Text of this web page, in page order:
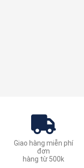
Giao hàng miễn phí
đơn
hàng từ 500k